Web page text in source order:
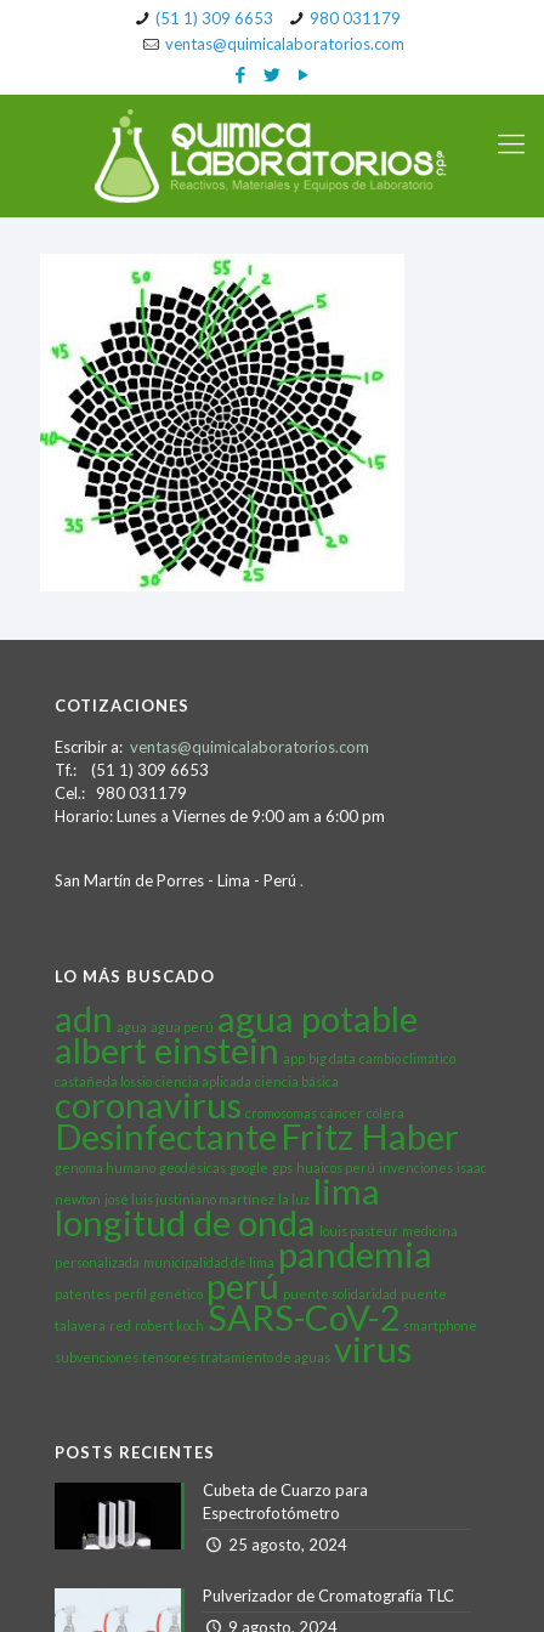
(51 1) 309 6653
980 031179
ventas@quimicalaboratorios.com
COTIZACIONES
Escribir a: ventas@quimicalaboratorios.com
Tf.: (51 1) 309 6653
Cel.: 980 031179
Horario: Lunes a Viernes de 9:00 am a 6:00 pm
San Martín de Porres - Lima - Perú .
LO MÁS BUSCADO
adn agua agua perú agua potable
albert einstein app big data cambio climático
castañeda lossio ciencia aplicada ciencia básica
coronavirus cromosomas cáncer cólera
Desinfectante Fritz Haber
genoma humano geodésicas google gps huaicos perú invenciones isaac
newton josé luis justiniano martínez la luz lima
longitud de onda louis pasteur medicina
personalizada municipalidad de lima pandemia
patentes perfil genético perú puente solidaridad puente
talavera red robert koch SARS-CoV-2 smartphone
subvenciones tensores tratamiento de aguas virus
POSTS RECIENTES
Cubeta de Cuarzo para
Espectrofotómetro
25 agosto, 2024
Pulverizador de Cromatografía TLC
9 agosto, 2024